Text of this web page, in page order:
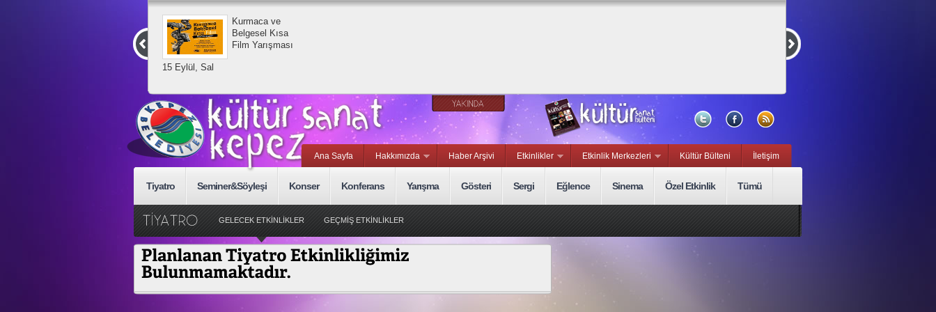
15 Eylül, Sal
Kurmaca ve
Belgesel Kısa
Film Yarışması
Ana Sayfa Hakkımızda Haber Arşivi Etkinlikler Etkinlik Merkezleri Kültür Bülteni İletişim
Tiyatro Seminer&Söyleşi Konser Konferans Yarışma Gösteri Sergi Eğlence Sinema Özel Etkinlik Tümü
GELECEK ETKİNLİKLER GEÇMİŞ ETKİNLİKLER